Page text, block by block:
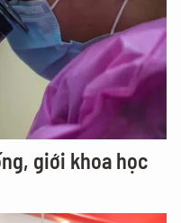
giới khoa học